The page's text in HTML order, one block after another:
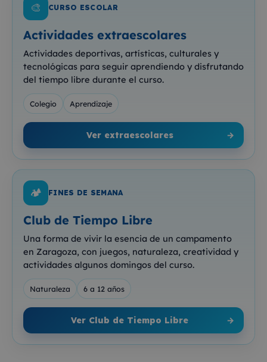
🎨 CURSO ESCOLAR
Actividades extraescolares
Actividades deportivas, artísticas, culturales y
tecnológicas para seguir aprendiendo y disfrutando
del tiempo libre durante el curso.
Colegio Aprendizaje
Ver extraescolares →
🏕️ FINES DE SEMANA
Club de Tiempo Libre
Una forma de vivir la esencia de un campamento
en Zaragoza, con juegos, naturaleza, creatividad y
actividades algunos domingos del curso.
Naturaleza 6 a 12 años
Ver Club de Tiempo Libre →